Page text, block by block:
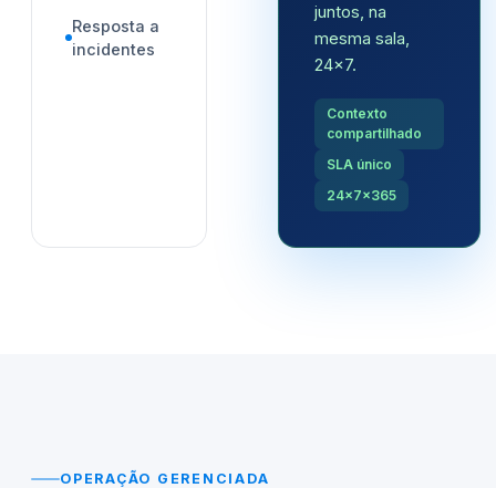
Resposta a
incidentes
juntos, na
mesma sala,
24x7.
Contexto
compartilhado
SLA único
24x7x365
OPERAÇÃO GERENCIADA